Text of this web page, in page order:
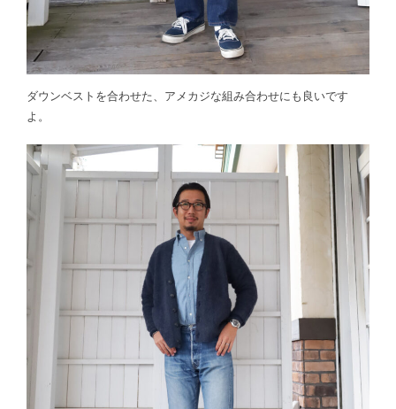
ダウンベストを合わせた、アメカジな組み合わせにも良いです
よ。